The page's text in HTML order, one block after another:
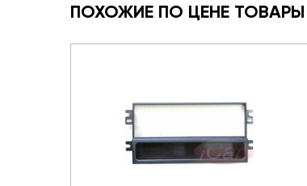
ПОХОЖИЕ ПО ЦЕНЕ ТОВАРЫ